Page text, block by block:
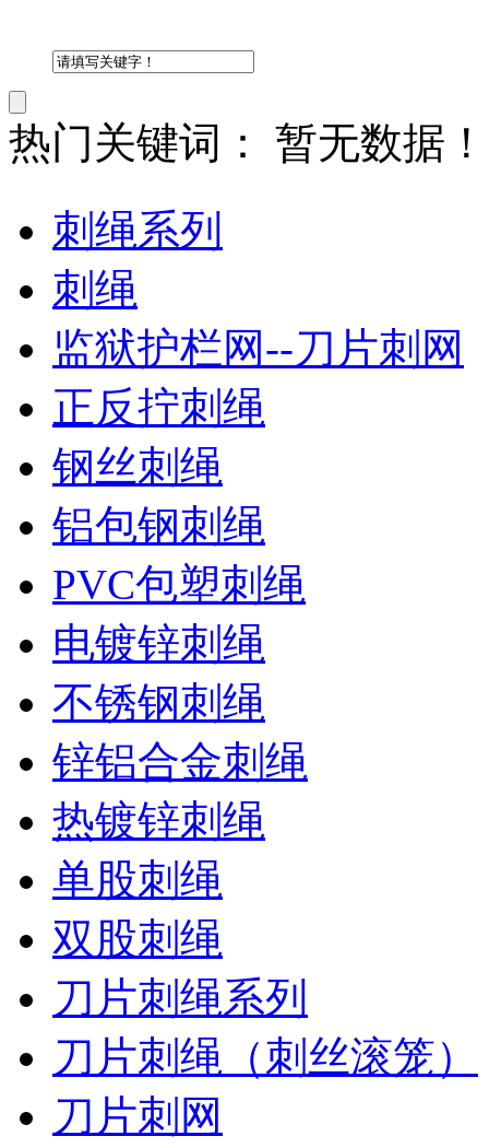
热门关键词：
暂无数据！
刺绳系列
刺绳
监狱护栏网--刀片刺网
正反拧刺绳
钢丝刺绳
铝包钢刺绳
PVC包塑刺绳
电镀锌刺绳
不锈钢刺绳
锌铝合金刺绳
热镀锌刺绳
单股刺绳
双股刺绳
刀片刺绳系列
刀片刺绳（刺丝滚笼）
刀片刺网